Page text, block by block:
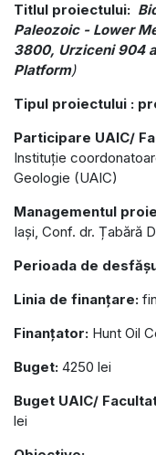
Titlul proiectului:
Paleozoic - Lower
3800, Urziceni 904
Platform)
Tipul proiectului :
Participare UAIC/
Instituție
Geologie (UAIC)
Managementul
Iași, Conf. dr. Țabără
Perioada de
Linia de finanțare:
Finanțator: Hunt Oil
Buget: 4250 lei
Buget UAIC/
lei